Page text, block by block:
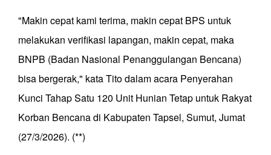
"Makin cepat kami terima, makin cepat BPS untuk
melakukan verifikasi lapangan, makin cepat, maka
BNPB (Badan Nasional Penanggulangan Bencana)
bisa bergerak," kata Tito dalam acara Penyerahan
Kunci Tahap Satu 120 Unit Hunian Tetap untuk Rakyat
Korban Bencana di Kabupaten Tapsel, Sumut, Jumat
(27/3/2026). (**)